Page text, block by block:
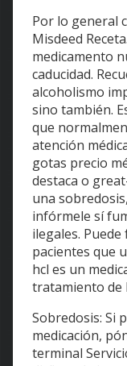
Por lo general
Misdeed
medicamento
caducidad.
alcoholismo
sino también.
que
atención
gotas precio
destaca o
una
infórmele sí
ilegales.
pacientes que
hcl es un
tratamiento de
Sobredosis: Si
medicación,
terminal